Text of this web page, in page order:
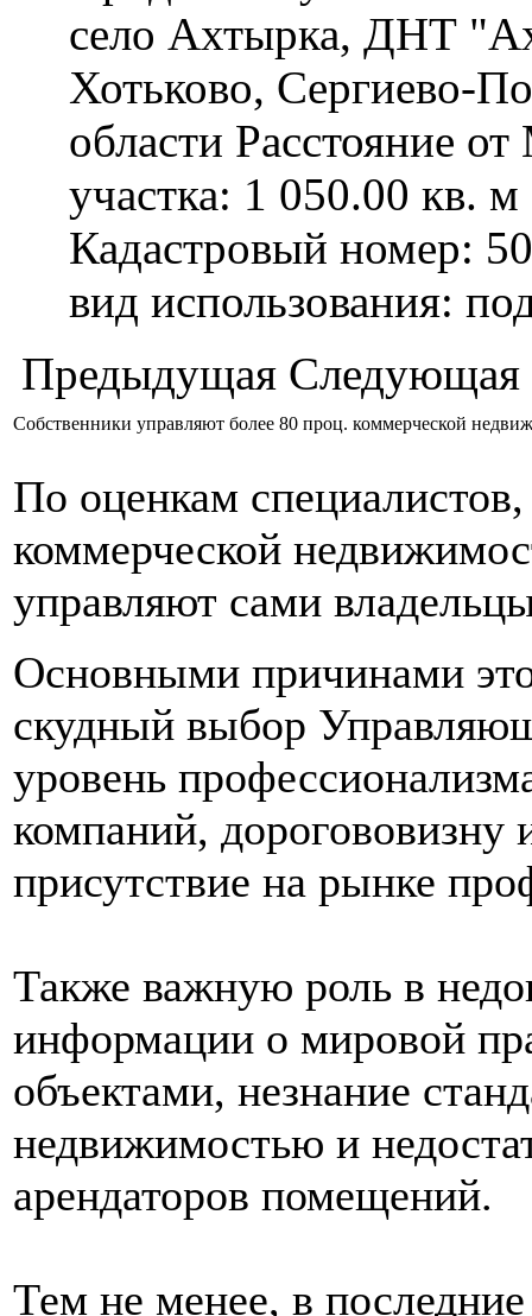
село Ахтырка, ДНТ
Хотьково, Сергиево-
области Расстояние
участка: 1 050.00 кв.
Кадастровый номер:
вид использования:
Предыдущая Следующая
Собственники управляют более 80 проц. коммерческой
По оценкам
коммерческой
управляют сами
Основными причинами
скудный выбор
уровень
компаний, дорогововизну
присутствие на рынке
Также важную роль в
информации о мировой
объектами, незнание
недвижимостью и
арендаторов помещений.
Тем не менее, в